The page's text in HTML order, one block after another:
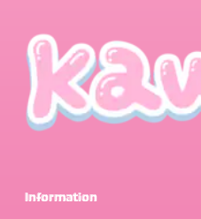
Information